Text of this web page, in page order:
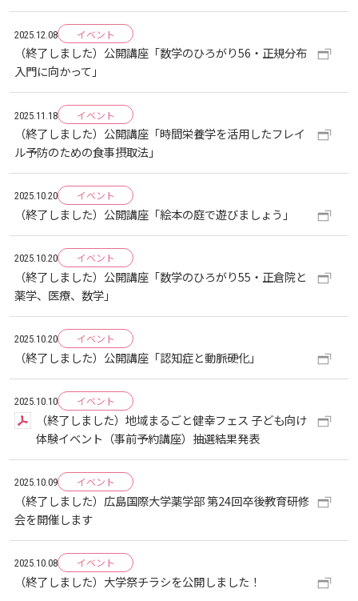
保護者の方
大学紹介
広島国際大学の概要
建学の精神
将来像
教育に関する基本方針
アドミッション・ポリシー
アドミッション・ポリシー（2027年度以降入学
生）
アドミッション・ポリシー（2024～2026年度入学
生）
カリキュラム・ポリシー
カリキュラム・ポリシー（2024年度以降入学生）
カリキュラム・ポリシー（2023年度入学生）
カリキュラム・ポリシー（2020～2022年度入学
生）
ディプロマ・ポリシー
ディプロマ・ポリシー（2024年度入学生）
ディプロマ・ポリシー（2020～2023年度入学生）
沿革
学園からのメッセージ
情報の公表
教育研究上の目的・基本組織について
研究者要覧
大学基礎データ
学費・入学金等費用について
学生生活支援について
就職支援について
動物実験に関する情報について
財務・事業計画等について
規定
規定・教育課程・シラバス
広島国際大学施設等貸与内規
別表第1・第2 様式第1・第2
広島国際大学倫理委員会規定
施設案内
施設紹介
東広島・呉キャンパス施設 名称・愛称
施設を動画で紹介
キャンパスの歴史を振り返る
心理臨床センター
学生寮・学生研修棟
大学広報
プレスリリース
メディア掲載情報
SNS公式アカウント
ハラスメントについて
SDGsについて
入試情報
入試最新情報
入試概要
職の種BOOK
資料請求
窓口での資料受取りについて
関連情報
交通アクセス
学園・姉妹校のご案内
お問い合わせ
学部
保健医療学部
総合リハビリテーション学部
健康スポーツ学部
健康科学部
看護学部
薬学部
大学院・専攻科
医療科学研究科
保健医療学専攻
リハビリテーション学専攻
健康科学研究科
医療福祉学専攻
医療経営学専攻
心理学専攻
看護学研究科
看護学専攻
薬学研究科
助産学専攻科
就職・キャリア支援
就職支援
就業力育成プログラム
エクステンション講座
開講講座
資格取得奨励金制度
就職データ
キャリア支援係利用案内
産官学連携
研究連携相談
研究者要覧
研究者情報（学会賞・研究者インタビュー）
公的研究費の責任体系について
安全保障貿易管理
地域連携
公開講座
公開講座
高大連携
子ども向け体験講座
子ども向け体験講座
ボランティア活動
国際交流
国際化ビジョン
海外研修情報
海外研修
外国人留学生
アクセス
Language
2025.12.08 イベント
（終了しました）公開講座「数学のひろがり56・正規分布
入門に向かって」
2025.11.18 イベント
（終了しました）公開講座「時間栄養学を活用したフレイ
ル予防のための食事摂取法」
2025.10.20 イベント
（終了しました）公開講座「絵本の庭で遊びましょう」
2025.10.20 イベント
（終了しました）公開講座「数学のひろがり55・正倉院と
薬学、医療、数学」
2025.10.20 イベント
（終了しました）公開講座「認知症と動脈硬化」
2025.10.10 イベント
（終了しました）地域まるごと健幸フェス 子ども向け
体験イベント（事前予約講座）抽選結果発表
2025.10.09 イベント
（終了しました）広島国際大学薬学部 第24回卒後教育研修
会を開催します
2025.10.08 イベント
（終了しました）大学祭チラシを公開しました！
2024
2023
2022
2021
2017
2025
2024
2023
2022
2021
2026
2025
2024
2023
2022
2021
プレスリリース
2026
2025
2024
2023
2022
2021
2020
2019
2018
2017
2016
学生の活動
2026
2025
2024
教職員の活動
2026
2025
2024
高大連携
2025
2024
2023
イベント
2026
2025
2024
2023
2022
2021